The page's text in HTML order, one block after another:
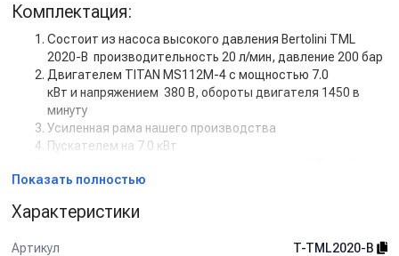
Комплектация:
Состоит из насоса высокого давления Bertolini TML
2020-B производительность 20 л/мин, давление 200 бар
Двигателем TITAN MS112M-4 с мощностью 7.0
кВт и напряжением 380 В, обороты двигателя 1450 в
минуту
Усиленная рама нашего производства
Пускателем на 7.0 кВт
Шланг ВД гайка-гайка 2SN-08 450 бар 50 м
форсункодержателем , форсунка 25060
Дополнительная комплектация:
Показать полностью
Характеристики
Артикул
T-TML2020-B